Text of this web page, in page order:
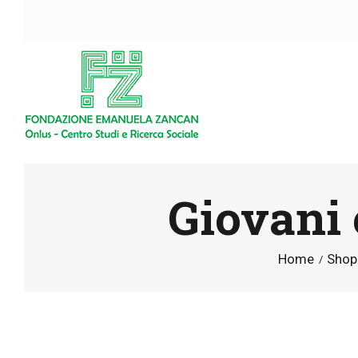
Giovani
Home Shop